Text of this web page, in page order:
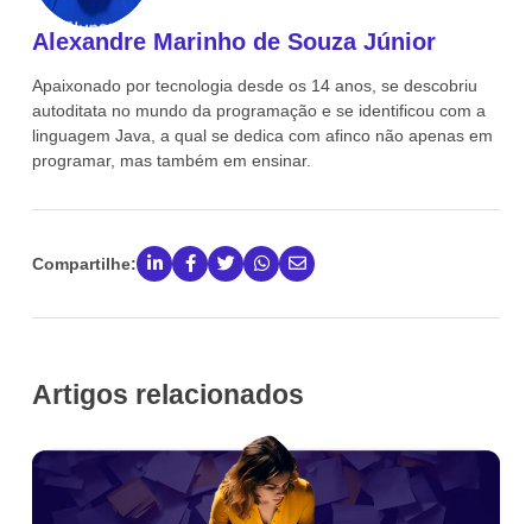
Alexandre Marinho de Souza Júnior
Apaixonado por tecnologia desde os 14 anos, se descobriu
autoditata no mundo da programação e se identificou com a
linguagem Java, a qual se dedica com afinco não apenas em
programar, mas também em ensinar.
Compartilhe:
Artigos relacionados